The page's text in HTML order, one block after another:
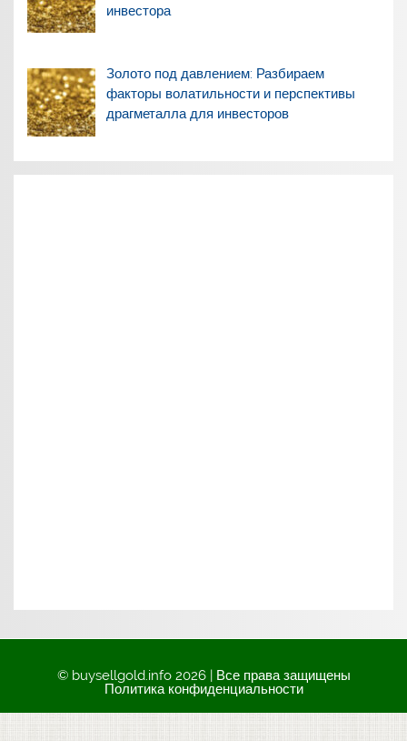
инвестора
Золото под давлением: Разбираем
факторы волатильности и перспективы
драгметалла для инвесторов
© buysellgold.info 2026 | Все права защищены
Политика конфиденциальности